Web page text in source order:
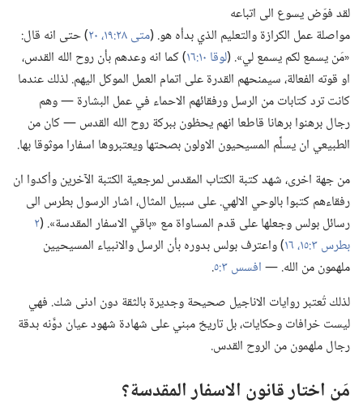
لقد فوّض يسوع الى اتباعه
مواصلة عمل الكرازة والتعليم الذي بدأه هو.‏ (‏متى ٢٨:‏١٩،‏ ٢٠
‏)‏ حتى انه قال:‏
«مَن يسمع لكم يسمع لي».‏ (‏لوقا ١٠:‏١٦
‏)‏ كما انه وعدهم بأن روح الله القدس،‏
او قوته الفعالة،‏ سيمنحهم القدرة على اتمام العمل الموكل اليهم.‏ لذلك عندما
كانت ترد كتابات من الرسل ورفقائهم الاحماء في عمل البشارة —‏ وهم
رجال برهنوا برهانا قاطعا انهم يحظون ببركة روح الله القدس —‏ كان من
الطبيعي ان يسلِّم المسيحيون الاولون بصحتها ويعتبروها اسفارا موثوقا بها.‏
من جهة اخرى،‏ شهد كتبة الكتاب المقدس لمرجعية الكتبة الآخرين وأكدوا ان
رفقاءهم كتبوا بالوحي الالهي.‏ على سبيل المثال،‏ اشار الرسول بطرس الى
رسائل بولس وجعلها على قدم المساواة مع «باقي الاسفار المقدسة».‏ (‏٢
بطرس ٣:‏١٥،‏ ١٦
‏)‏ واعترف بولس بدوره بأن الرسل والانبياء المسيحيين
ملهمون من الله.‏ —‏افسس ٣:‏٥
‏.‏
لذلك تُعتبر روايات الاناجيل صحيحة وجديرة بالثقة دون ادنى شك.‏ فهي
ليست خرافات وحكايات،‏ بل تاريخ مبني على شهادة شهود عيان دوَّنه بدقة
رجال ملهمون من الروح القدس.‏
مَن اختار قانون الاسفار المقدسة؟‏